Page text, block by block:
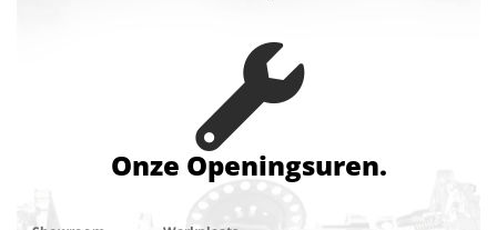
Onze Openingsuren.